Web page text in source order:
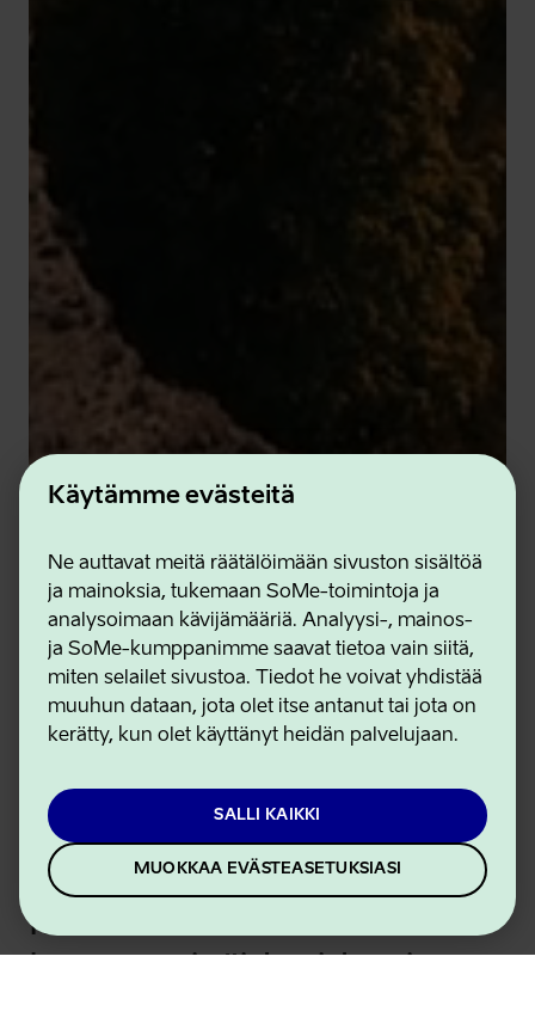
Käytämme evästeitä
Ne auttavat meitä räätälöimään sivuston sisältöä
ja mainoksia, tukemaan SoMe-toimintoja ja
analysoimaan kävijämääriä. Analyysi-, mainos-
ja SoMe-kumppanimme saavat tietoa vain siitä,
miten selailet sivustoa. Tiedot he voivat yhdistää
muuhun dataan, jota olet itse antanut tai jota on
kerätty, kun olet käyttänyt heidän palvelujaan.
SALLI KAIKKI
MUOKKAA EVÄSTEASETUKSIASI
Kuvan ottaja:visit estonia
Vuodesta 2019 lähtien
Viljandi on ollut yksi
Unescon luovista
kaupungeista. Unesco
luokittelee nämä luovat
kaupungit "ideoiden ja